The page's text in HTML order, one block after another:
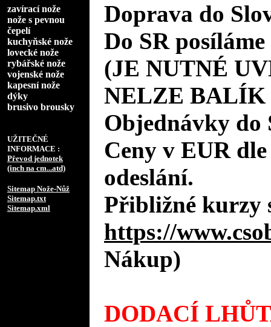
zavírací nože
nože s pevnou
čepelí
kuchyňské nože
lovecké nože
rybářské nože
vojenské nože
kapesní nože
dýky
brusivo brousky
UŽITEČNÉ
INFORMACE :
Převod jednotek
(inch na cm...atd)
Sitemap Nože-Nůž
Sitemap.txt
Sitemap.xml
Doprava do
Do SR
(JE NUTNÉ
NELZE BALÍK
Objednávky do
Ceny v EUR
odeslání.
Přibližné kurzy
https://
Nákup)
DODACÍ